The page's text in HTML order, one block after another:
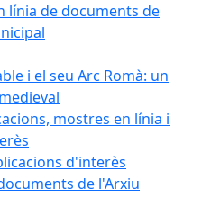
línia de documents de
i el seu Arc Romà: un
mostres en línia i
d'interès
de l'Arxiu